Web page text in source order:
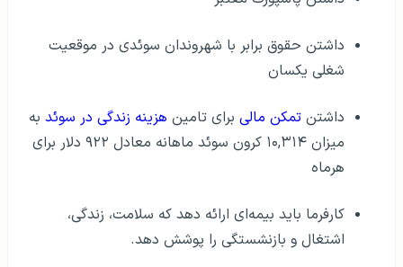
داشتن حقوق برابر با شهروندان سوئدی در موقعیت
شغلی یکسان
داشتن تمکن مالی برای تامین هزینه زندگی در سوئد به
میزان ۱۰,۳۱۴ کرون سوئد ماهانه معادل ۹۲۲ دلار برای
هرماه
کارفرما باید بیمه‌ای ارائه دهد که سلامت، زندگی،
اشتغال و بازنشستگی را پوشش دهد.